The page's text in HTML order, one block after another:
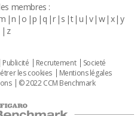
membres :
n o p q r s t u v w x y
z
Publicité Recrutement
Societé
les cookies
Mentions légales
© 2022 CCM Benchmark